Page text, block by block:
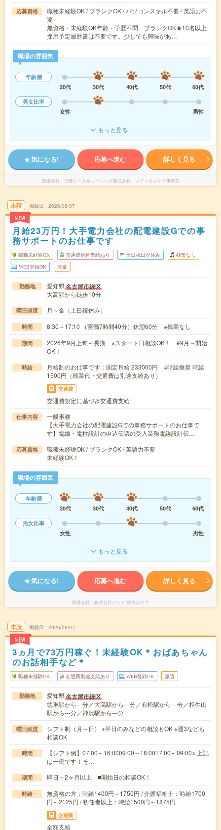
応募資格
職種未経験OK / ブランクOK / パソコンスキル不要 / 英語力不
要
無資格・未経験OK年齢・学歴不問 ブランクOK★10名以上
採用予定履歴書は不要です。少しでも興味があ…
職場の雰囲気
年齢層
20代
30代 40代 50代
60代
男女比率
女性
男性
もっと見る
気になる! 応募へ進む 詳しく見る
派遣会社 日研トータルソーシング株式会社 メディカルケア事業部
未読
NEW
掲載日 2026/08/07
月給23万円！大手電力会社の配電建設Gでの事
務サポートのお仕事です
職種未経験OK 交通費別途支給あり 土日祝日が休み 残業なし
WEB登録OK 派遣
勤務地 愛知県名古屋市緑区
大高駅から徒歩10分
曜日頻度 月～金（土日祝休み）
時間 8:30～17:10 （実働7時間40分）休憩60分 ※残業なし
期間
2026年9月上旬～長期 ※スタート日相談OK！ #9月～開始
OK！
時給
月給制のお仕事です：固定月給 233000円 ※時給換算 時給
1500円（残業代・交通費は別途支給あり）
交通費
交通費規定に基づき交通費支給
仕事内容
一般事務
【大手電力会社の配電建設Gでの事務サポートのお仕事で
す】電線・電柱設計の申込伝票の受入業務電線設計伝…
応募資格
職種未経験OK / ブランクOK / 英語力不要
未経験OK！
職場の雰囲気
年齢層
20代
30代 40代 50代
60代
男女比率
女性
男性
もっと見る
気になる! 応募へ進む 詳しく見る
派遣会社 株式会社パソナ 東海エリア
未読
NEW
掲載日 2026/08/07
3ヵ月で73万円稼ぐ！未経験OK＊おばあちゃん
のお話相手など＊
職種未経験OK 交通費別途支給あり WEB登録OK 派遣
勤務地 愛知県名古屋市緑区
徳重駅から---分／大高駅から---分／有松駅から---分／相生山
駅から---分／神沢駅から---分
曜日頻度
シフト制（月～日） ※平日のみなどの相談もOK ※週3なども
相談OK
時間
【シフト例】07:00～16:0009:00～18:0017:00～09:00※ 上記
は一例です！そ…
期間 即日～2ヶ月以上 ■開始日の相談OK！
時給
無資格の方：時給1400円～1750円 / 介護福祉士：時給1700
円～2125円 / 初任者以上：時給1500円～1875円
交通費
全額支給